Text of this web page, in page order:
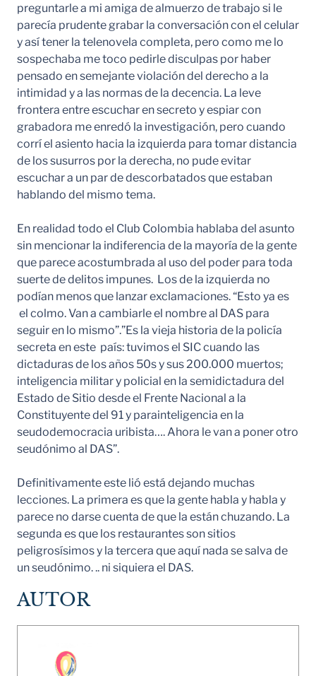
preguntarle a mi amiga de almuerzo de trabajo si le
parecía prudente grabar la conversación con el celular
y así tener la telenovela completa, pero como me lo
sospechaba me toco pedirle disculpas por haber
pensado en semejante violación del derecho a la
intimidad y a las normas de la decencia. La leve
frontera entre escuchar en secreto y espiar con
grabadora me enredó la investigación, pero cuando
corrí el asiento hacia la izquierda para tomar distancia
de los susurros por la derecha, no pude evitar
escuchar a un par de descorbatados que estaban
hablando del mismo tema.
En realidad todo el Club Colombia hablaba del asunto
sin mencionar la indiferencia de la mayoría de la gente
que parece acostumbrada al uso del poder para toda
suerte de delitos impunes. Los de la izquierda no
podían menos que lanzar exclamaciones. “Esto ya es
el colmo. Van a cambiarle el nombre al DAS para
seguir en lo mismo”.”Es la vieja historia de la policía
secreta en este país: tuvimos el SIC cuando las
dictaduras de los años 50s y sus 200.000 muertos;
inteligencia militar y policial en la semidictadura del
Estado de Sitio desde el Frente Nacional a la
Constituyente del 91 y parainteligencia en la
seudodemocracia uribista…. Ahora le van a poner otro
seudónimo al DAS”.
Definitivamente este lió está dejando muchas
lecciones. La primera es que la gente habla y habla y
parece no darse cuenta de que la están chuzando. La
segunda es que los restaurantes son sitios
peligrosísimos y la tercera que aquí nada se salva de
un seudónimo. .. ni siquiera el DAS.
AUTOR